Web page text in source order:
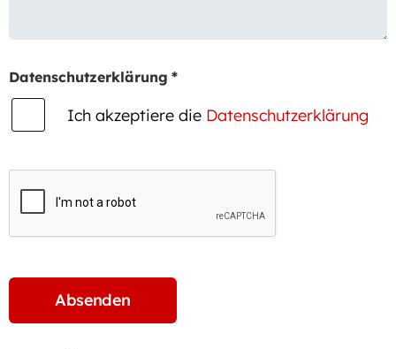
Datenschutzerklärung *
Ich akzeptiere die Datenschutzerklärung